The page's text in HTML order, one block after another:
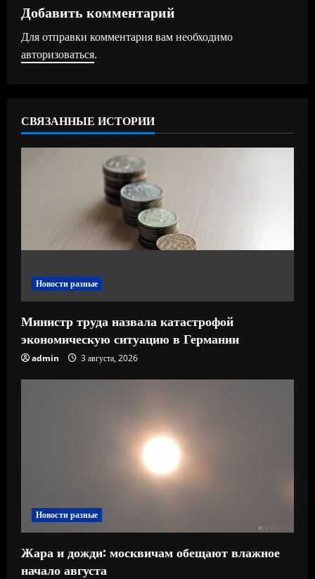
ж
и
ч
и
Добавить комментарий
Для отправки комментария вам необходимо
авторизоваться.
СВЯЗАННЫЕ ИСТОРИИ
Новости разные
Министр труда назвала катастрофой
экономическую ситуацию в Германии
admin 3 августа, 2026
Новости разные
Жара и дожди: москвичам обещают влажное
начало августа